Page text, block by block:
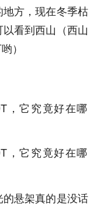
方，现在冬季枯
看到西山（西山
）
悬架真的是没话